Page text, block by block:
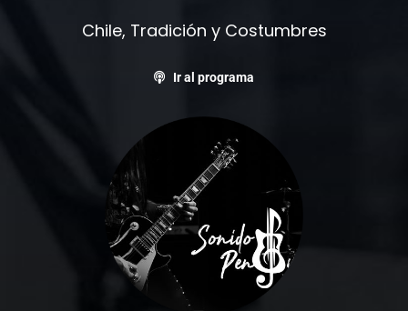
Chile, Tradición y Costumbres
Ir al programa